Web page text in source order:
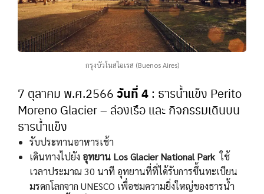
กรุงบัวโนสไอเรส (Buenos Aires)
7 ตุลาคม พ.ศ.2566 วันที่ 4 : ธารน้ำแข็ง Perito
Moreno Glacier – ล่องเรือ และ กิจกรรมเดินบน
ธารน้ำแข็ง
รับประทานอาหารเช้า
เดินทางไปยัง อุทยาน Los Glacier National Parkใช้
เวลาประมาณ 30 นาที อุทยานที่ที่ได้รับการขึ้นทะเบียน
มรดกโลกจาก UNESCO เพื่อชมความยิ่งใหญ่ของธารน้ำ